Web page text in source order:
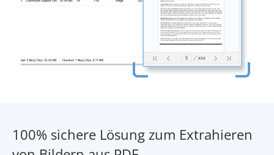
100% sichere Lösung zum Extrahieren